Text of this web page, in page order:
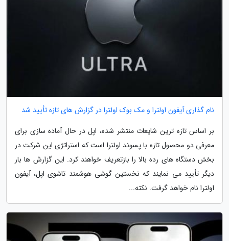
نام گذاری آیفون اولترا و مک بوک اولترا در گزارش های تازه تأیید شد
بر اساس تازه ترین شایعات منتشر شده، اپل در حال آماده سازی برای
معرفی دو محصول تازه با پسوند اولترا است که استراتژی این شرکت در
بخش دستگاه های رده بالا را بازتعریف خواهند کرد. این گزارش ها بار
دیگر تأیید می نمایند که نخستین گوشی هوشمند تاشوی اپل، آیفون
اولترا نام خواهد گرفت. نکته...